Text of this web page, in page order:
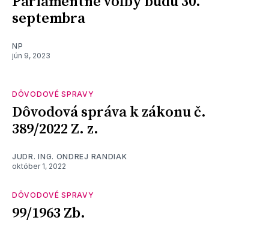
septembra
NP
jún 9, 2023
DÔVODOVÉ SPRAVY
Dôvodová správa k zákonu č.
389/2022 Z. z.
JUDR. ING. ONDREJ RANDIAK
október 1, 2022
DÔVODOVÉ SPRAVY
99/1963 Zb.